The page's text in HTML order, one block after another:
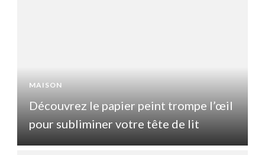
MAISON
Découvrez le papier peint trompe l’œil
pour subliminer votre tête de lit